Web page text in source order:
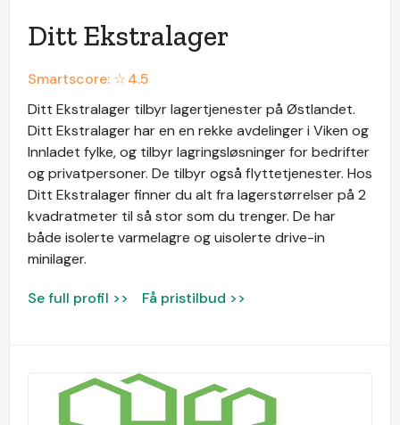
Ditt Ekstralager
Smartscore: ☆4.5
Ditt Ekstralager tilbyr lagertjenester på Østlandet.
Ditt Ekstralager har en en rekke avdelinger i Viken og
Innladet fylke, og tilbyr lagringsløsninger for bedrifter
og privatpersoner. De tilbyr også flyttetjenester. Hos
Ditt Ekstralager finner du alt fra lagerstørrelser på 2
kvadratmeter til så stor som du trenger. De har
både isolerte varmelagre og uisolerte drive-in
minilager.
Se full profil >> Få pristilbud >>